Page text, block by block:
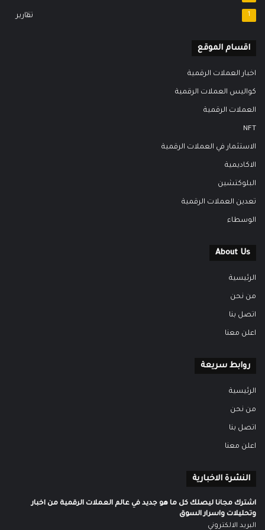
تقارير 1
اقسام الموقع
اخبار العملات الرقمية
كواليس العملات الرقمية
العملات الرقمية
NFT
الاستثمار في العملات الرقمية
الاكاديمية
البلوكتشين
تعدين العملات الرقمية
الوسطاء
About Us
الرئيسية
من نحن
اتصل بنا
اعلن معنا
روابط سريعة
الرئيسية
من نحن
اتصل بنا
اعلن معنا
النشرة الاخبارية
اشترك مجانا ليصلك كل ما هو جديد في عالم العملات الرقمية من اخبار
وتحليلات واسرار السوق
البريد الالكتروني